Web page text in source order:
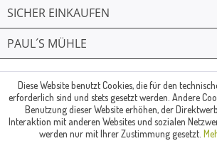
SICHER EINKAUFEN
PAUL´S MÜHLE
© Paul's Mühle | Inhaber: Christof Paul e.K. |
Recklinghausen
Fax: 02361 -28831 | E-Mail:
Diese Website benutzt Cookies, die für den
erforderlich sind und stets gesetzt werden. Andere
Benutzung dieser Website erhöhen, der
Interaktion mit anderen Websites und sozialen
werden nur mit Ihrer Zustimmung gesetzt.